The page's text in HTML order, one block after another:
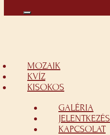
MOZAIK
KVÍZ
KISOKOS
GALÉRIA
JELENTKEZÉS
KAPCSOLAT